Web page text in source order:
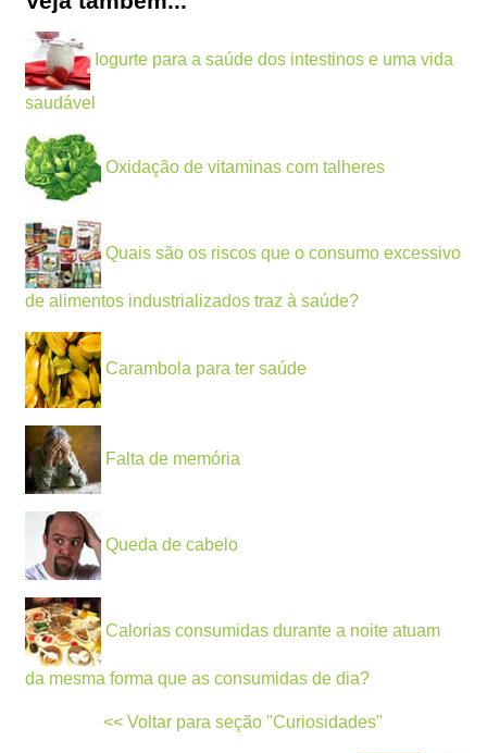
Iogurte para a saúde dos intestinos e uma vida
saudável
Oxidação de vitaminas com talheres
Quais são os riscos que o consumo excessivo
de alimentos industrializados traz à saúde?
Carambola para ter saúde
Falta de memória
Queda de cabelo
Calorias consumidas durante a noite atuam
da mesma forma que as consumidas de dia?
<< Voltar para seção "Curiosidades"